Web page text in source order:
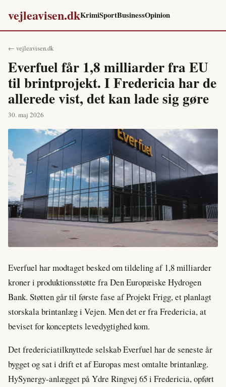
vejleavisen.dkKrimiSportBusinessOpinion
← vejleavisen.dk
Everfuel får 1,8 milliarder fra EU
til brintprojekt. I Fredericia har de
allerede vist, det kan lade sig gøre
30. maj 2026
Everfuel har modtaget besked om tildeling af 1,8 milliarder
kroner i produktionsstøtte fra Den Europæiske Hydrogen
Bank. Støtten går til første fase af Projekt Frigg, et planlagt
storskala brintanlæg i Vejen. Men det er fra Fredericia, at
beviset for konceptets levedygtighed kom.
Det fredericiatilknyttede selskab Everfuel har de seneste år
bygget og sat i drift et af Europas mest omtalte brintanlæg.
HySynergy-anlægget på Ydre Ringvej 65 i Fredericia, opført